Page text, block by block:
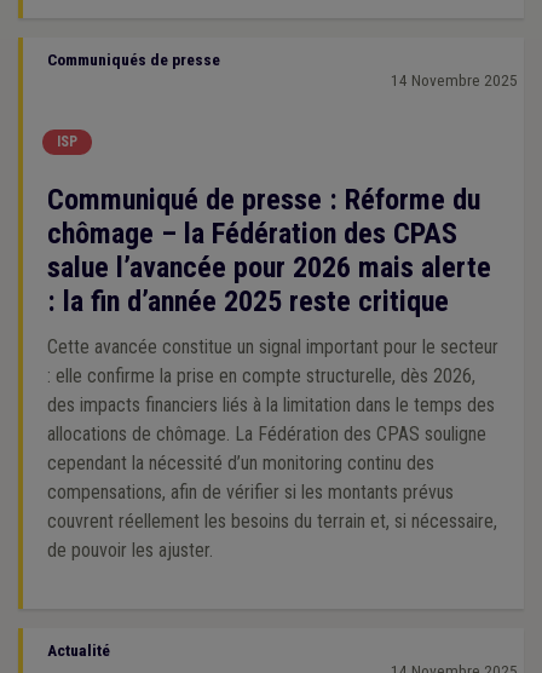
Communiqués de presse
14 Novembre 2025
ISP
Communiqué de presse : Réforme du
chômage – la Fédération des CPAS
salue l’avancée pour 2026 mais alerte
: la fin d’année 2025 reste critique
Cette avancée constitue un signal important pour le secteur
: elle confirme la prise en compte structurelle, dès 2026,
des impacts financiers liés à la limitation dans le temps des
allocations de chômage. La Fédération des CPAS souligne
cependant la nécessité d’un monitoring continu des
compensations, afin de vérifier si les montants prévus
couvrent réellement les besoins du terrain et, si nécessaire,
de pouvoir les ajuster.
Actualité